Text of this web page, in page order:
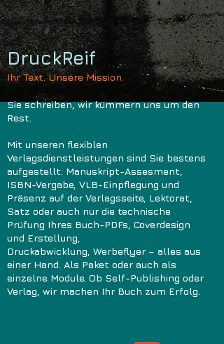
DruckReif
Ihr Text. Unsere Mission.
Sie schreiben, wir kümmern uns um den
Rest.
Mit unseren flexiblen
Verlagsdienstleistungen sind Sie bestens
aufgestellt: Manuskript-Assesment,
ISBN-Vergabe, VLB-Einpflegung und
Präsenz auf der Verlagsseite, Lektorat,
Satz oder auch nur die technische
Prüfung Ihres Buch-PDFs, Coverdesign
und Erstellung,
Druckabwicklung, Werbeflyer – alles aus
einer Hand. Als Paket oder auch als
einzelne Module. Ob Self-Publishing oder
Verlag, wir machen Ihr Buch zum Erfolg.